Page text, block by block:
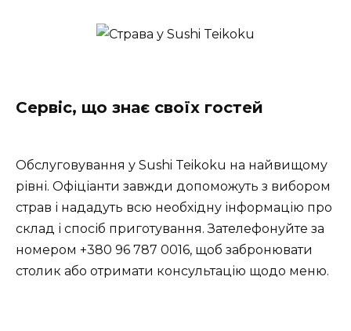
Сервіс, що знає своїх гостей
Обслуговування у Sushi Teikoku на найвищому
рівні. Офіціанти завжди допоможуть з вибором
страв і нададуть всю необхідну інформацію про
склад і спосіб приготування. Зателефонуйте за
номером +380 96 787 0016, щоб забронювати
столик або отримати консультацію щодо меню.